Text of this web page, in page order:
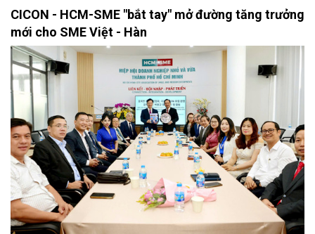
CICON - HCM-SME "bắt tay" mở đường tăng trưởng
mới cho SME Việt - Hàn